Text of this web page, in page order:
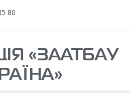
80
«ЗААТБАУ